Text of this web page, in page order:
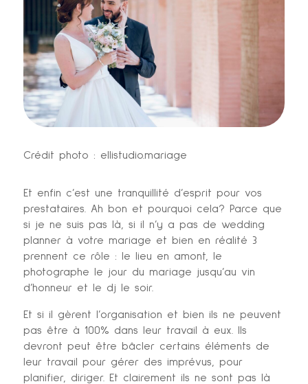
Crédit photo : ellistudio.mariage
Et enfin c’est une tranquillité d’esprit pour vos
prestataires. Ah bon et pourquoi cela? Parce que
si je ne suis pas là, si il n’y a pas de wedding
planner à votre mariage et bien en réalité 3
prennent ce rôle : le lieu en amont, le
photographe le jour du mariage jusqu’au vin
d’honneur et le dj le soir.
Et si il gèrent l’organisation et bien ils ne peuvent
pas être à 100% dans leur travail à eux. Ils
devront peut être bâcler certains éléments de
leur travail pour gérer des imprévus, pour
planifier, diriger. Et clairement ils ne sont pas là